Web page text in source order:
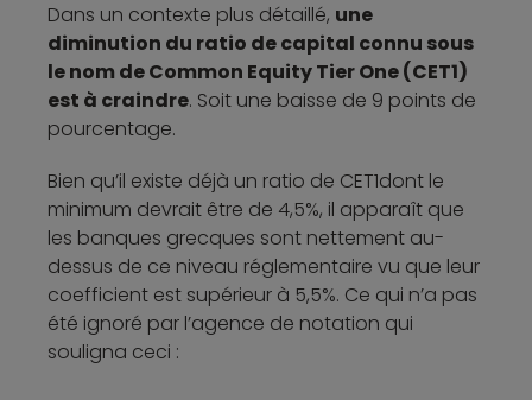
Dans un contexte plus détaillé, une
diminution du ratio de capital connu sous
le nom de Common Equity Tier One (CET1)
est à craindre. Soit une baisse de 9 points de
pourcentage.
Bien qu’il existe déjà un ratio de CET1dont le
minimum devrait être de 4,5%, il apparaît que
les banques grecques sont nettement au-
dessus de ce niveau réglementaire vu que leur
coefficient est supérieur à 5,5%. Ce qui n’a pas
été ignoré par l’agence de notation qui
souligna ceci :